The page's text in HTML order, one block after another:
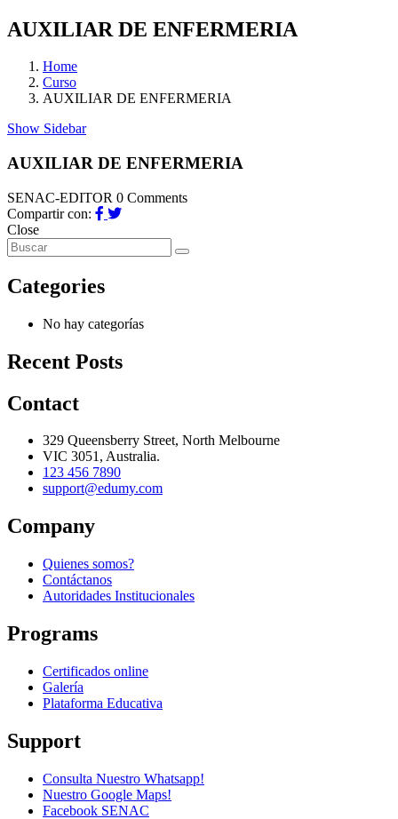
AUXILIAR DE ENFERMERIA
Home
Curso
AUXILIAR DE ENFERMERIA
Show Sidebar
AUXILIAR DE ENFERMERIA
SENAC-EDITOR 0 Comments
Compartir con:
Close
Categories
No hay categorías
Recent Posts
Contact
329 Queensberry Street, North Melbourne
VIC 3051, Australia.
123 456 7890
support@edumy.com
Company
Quienes somos?
Contáctanos
Autoridades Institucionales
Programs
Certificados online
Galería
Plataforma Educativa
Support
Consulta Nuestro Whatsapp!
Nuestro Google Maps!
Facebook SENAC